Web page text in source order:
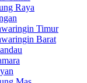
Raya
Timur
Barat